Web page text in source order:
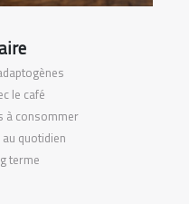
le café
à consommer
quotidien
terme